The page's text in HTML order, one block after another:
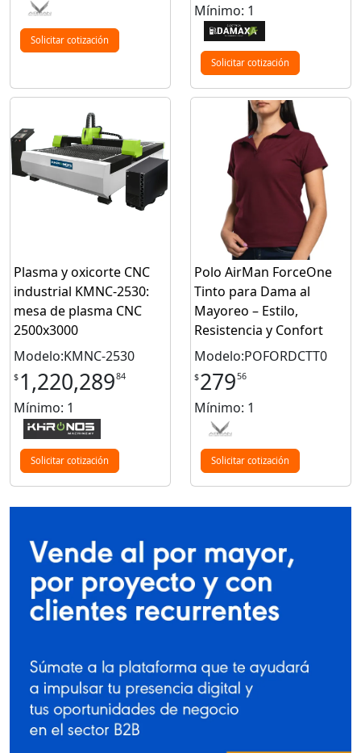
Solicitar cotización
Mínimo: 1
Solicitar cotización
Plasma y oxicorte CNC
industrial KMNC-2530:
mesa de plasma CNC
2500x3000
Modelo:KMNC-2530
$ 1,220,28984
Mínimo: 1
Solicitar cotización
Polo AirMan ForceOne
Tinto para Dama al
Mayoreo – Estilo,
Resistencia y Confort
Modelo:POFORDCTT0
$27956
Mínimo: 1
Solicitar cotización